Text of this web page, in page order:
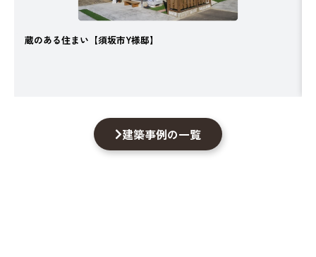
蔵のある住まい【須坂市Y様邸】
建築事例の一覧